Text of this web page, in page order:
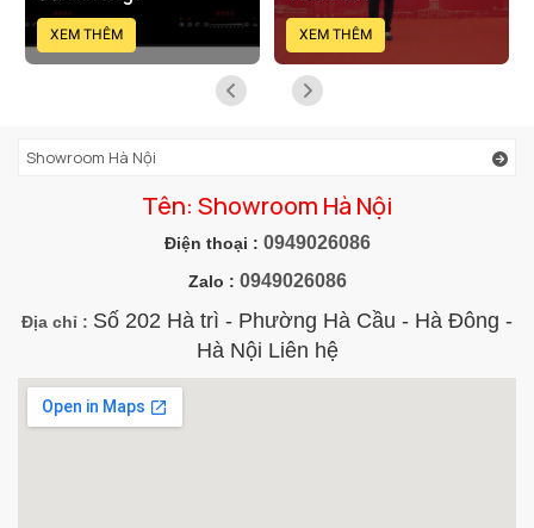
XEM THÊM XEM THÊM
Showroom Hà Nội
Tên: Showroom Hà Nội
Điện thoại : 0949026086
Zalo : 0949026086
Địa chỉ : Số 202 Hà trì - Phường Hà Cầu - Hà Đông -
Hà Nội Liên hệ